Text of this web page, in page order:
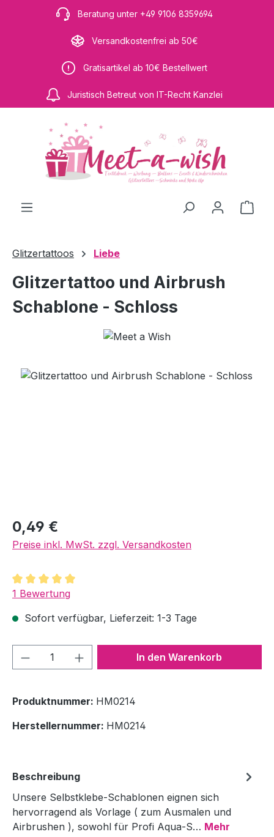
Zum Hauptinhalt springenBeratung unter +49 9106 8359694
Versandkostenfrei ab 50€
Gratisartikel ab 10€ Bestellwert
Juristisch Betreut von IT-Recht Kanzlei
Glitzertattoos Liebe
Glitzertattoo und Airbrush
Schablone - Schloss
Bildergalerie überspringen
Regulärer Preis:
0,49 €
Preise inkl. MwSt. zzgl. Versandkosten
Durchschnittliche Bewertung von 5 von 5 Sternen
1 Bewertung
Sofort verfügbar, Lieferzeit: 1-3 Tage
Produkt Anzahl: Gib denIn den Warenkorb
Produktnummer: HM0214
Herstellernummer: HM0214
Beschreibung
Unsere Selbstklebe-Schablonen eignen sich
hervorragend als Vorlage ( zum Ausmalen und
Airbrushen ), sowohl für Profi Aqua-S… Mehr